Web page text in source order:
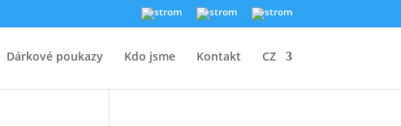
Dárkové poukazy Kdo jsme Kontakt CZ